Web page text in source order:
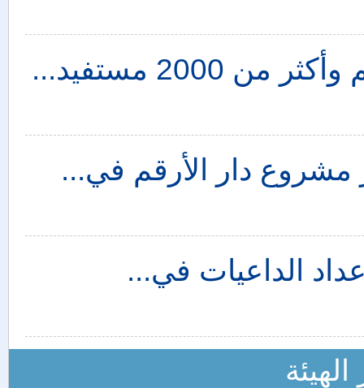
مستفيد...
مشروع دار الأرقم في...
الداعيات في...